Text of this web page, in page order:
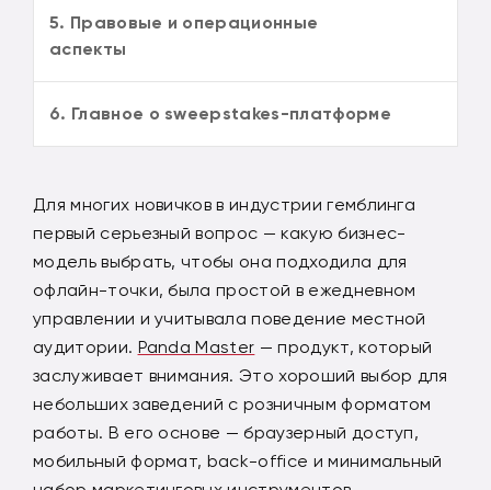
5. Правовые и операционные
аспекты
6. Главное о sweepstakes-платформе
Для многих новичков в индустрии гемблинга
первый серьезный вопрос — какую бизнес-
модель выбрать, чтобы она подходила для
офлайн-точки, была простой в ежедневном
управлении и учитывала поведение местной
аудитории. Panda Master — продукт, который
заслуживает внимания. Это хороший выбор для
небольших заведений с розничным форматом
работы. В его основе — браузерный доступ,
мобильный формат, back-office и минимальный